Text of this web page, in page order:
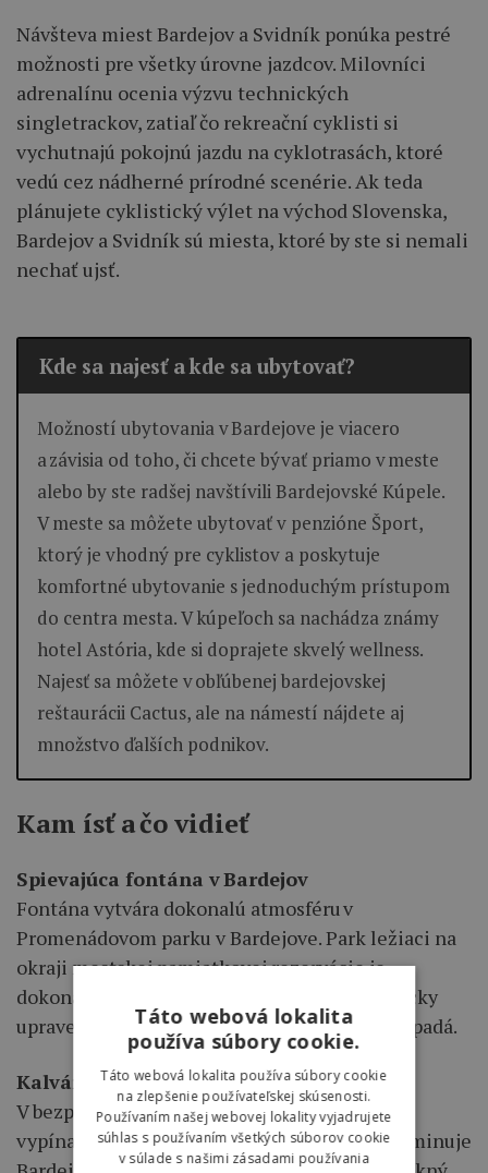
Návšteva miest Bardejov a Svidník ponúka pestré
možnosti pre všetky úrovne jazdcov. Milovníci
adrenalínu ocenia výzvu technických
singletrackov, zatiaľ čo rekreační cyklisti si
vychutnajú pokojnú jazdu na cyklotrasách, ktoré
vedú cez nádherné prírodné scenérie. Ak teda
plánujete cyklistický výlet na východ Slovenska,
Bardejov a Svidník sú miesta, ktoré by ste si nemali
nechať ujsť.
Kde sa najesť a kde sa ubytovať?
Možností ubytovania v Bardejove je viacero
a závisia od toho, či chcete bývať priamo v meste
alebo by ste radšej navštívili Bardejovské Kúpele.
V meste sa môžete ubytovať v penzióne Šport,
ktorý je vhodný pre cyklistov a poskytuje
komfortné ubytovanie s jednoduchým prístupom
do centra mesta. V kúpeľoch sa nachádza známy
hotel Astória, kde si doprajete skvelý wellness.
Najesť sa môžete v obľúbenej bardejovskej
reštaurácii Cactus, ale na námestí nájdete aj
množstvo ďalších podnikov.
Kam ísť a čo vidieť
Spievajúca fontána v Bardejov
Fontána vytvára dokonalú atmosféru v
Promenádovom parku v Bardejove. Park ležiaci na
okraji mestskej pamiatkovej rezervácie je
dokonalým miestom na relax. Areál je esteticky
upravený a spievajúca fontána sem krásne zapadá.
Kalvária
V bezprostrednej blízkosti mesta Bardejov sa
vypína pomerne vysoké návršie, ktorému dominuje
Táto webová lokalita
používa súbory cookie.
Táto webová lokalita používa súbory cookie
na zlepšenie používateľskej skúsenosti.
Používaním našej webovej lokality vyjadrujete
súhlas s používaním všetkých súborov cookie
v súlade s našimi zásadami používania